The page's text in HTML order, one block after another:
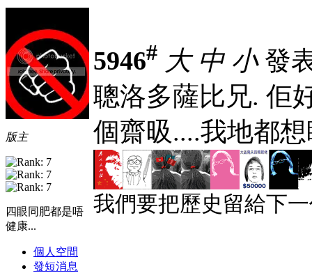
版主
四眼同肥都是唔
健康...
個人空間
發短消息
5946# 大 中 小發
聰洛多薩比兄. 佢
個齋昅....我地都
我們要把歷史留給下